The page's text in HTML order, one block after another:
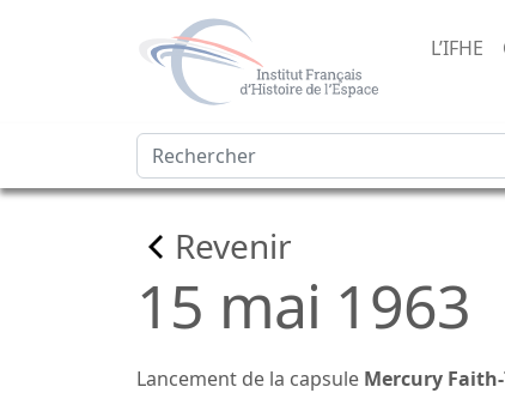
L’IFHE
Revenir
15 mai 1963
Lancement de la capsule Mercury